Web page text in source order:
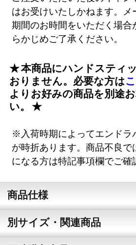
はお受けいたしかねます。
期間のお時間をいただく場合
らかじめご了承ください。
本商品にハンドスティ
おりません。必要な方は
よりお好みの商品を別途
い。
※入荷時期によってエンドラ
が時折あります。商品不良で
になる方は特記事項欄でご確
商品仕様
別サイズ・関連商品